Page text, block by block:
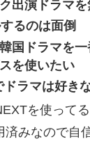
出演ドラマ
るのは面倒
国ドラマを
を使いたい
ドラマは好き
を使って
みなので自